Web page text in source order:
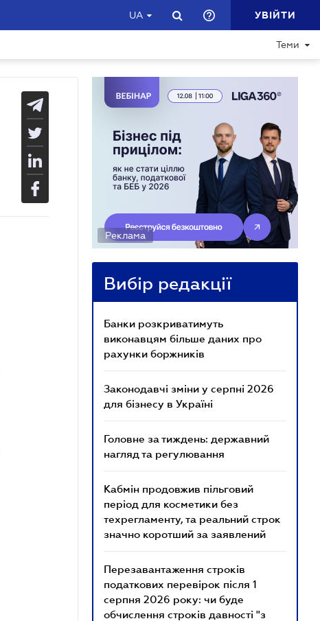
UA УВІЙТИ
Теми
Реклама
Вибір редакції
Банки розкриватимуть
виконавцям більше даних про
рахунки боржників
Законодавчі зміни у серпні 2026
для бізнесу в Україні
Головне за тиждень: державний
нагляд та регулювання
Кабмін продовжив пільговий
період для косметики без
техрегламенту, та реальний строк
значно коротший за заявлений
Перезавантаження строків
податкових перевірок після 1
серпня 2026 року: чи буде
обчислення строків давності "з